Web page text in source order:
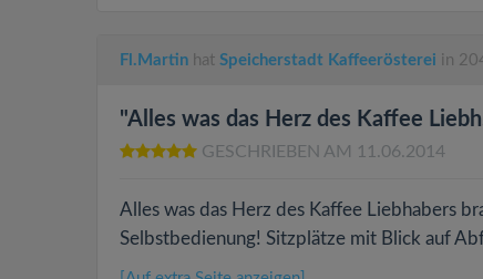
Fl.Martin hat Speicherstadt Kaffeerösterei in
"Alles was das Herz des Kaffee
GESCHRIEBEN AM 11.06.2014
Alles was das Herz des Kaffee Liebhabers
Selbstbedienung! Sitzplätze mit Blick auf